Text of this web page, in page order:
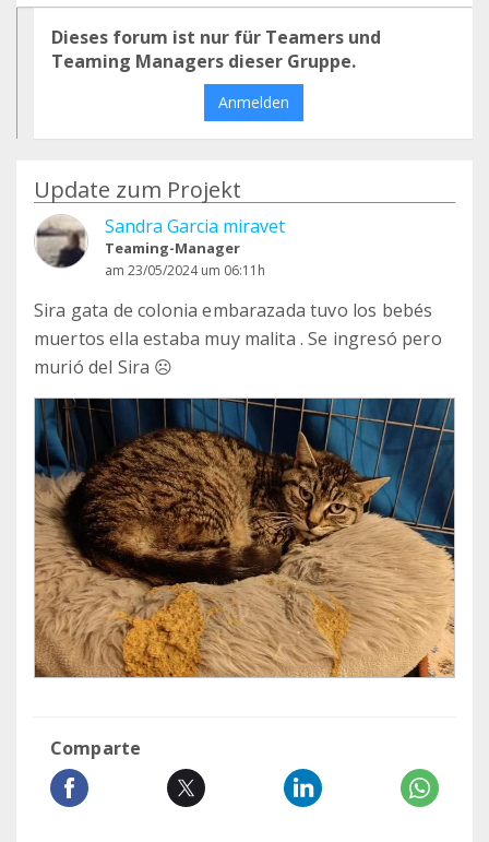
Dieses forum ist nur für Teamers und
Teaming Managers dieser Gruppe.
Anmelden
Update zum Projekt
Sandra Garcia miravet
Teaming-Manager
am 23/05/2024 um 06:11h
Sira gata de colonia embarazada tuvo los bebés
muertos ella estaba muy malita . Se ingresó pero
murió del Sira ☹️
Comparte